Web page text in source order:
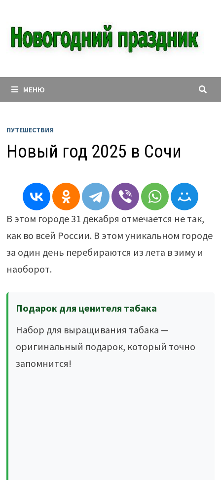
содержимому
МЕНЮ
ПУТЕШЕСТВИЯ
Новый год 2025 в Сочи
В этом городе 31 декабря отмечается не так,
как во всей России. В этом уникальном городе
за один день перебираются из лета в зиму и
наоборот.
Подарок для ценителя табака
Набор для выращивания табака —
оригинальный подарок, который точно
запомнится!